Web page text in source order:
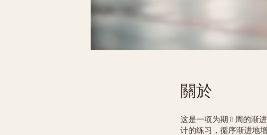
關於
这是一项为期 8 周的渐
计的练习，循序渐进地